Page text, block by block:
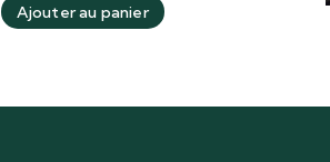
Ajouter au panier